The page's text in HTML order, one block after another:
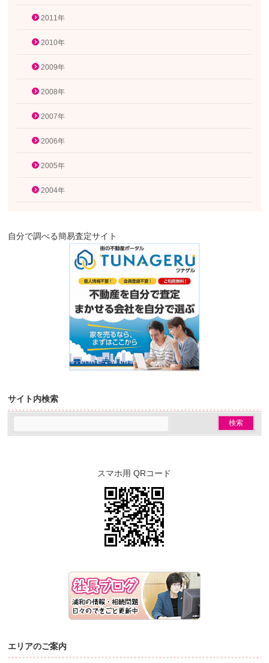
2011年
2010年
2009年
2008年
2007年
2006年
2005年
2004年
自分で調べる簡易査定サイト
サイト内検索
スマホ用 QRコード
エリアのご案内